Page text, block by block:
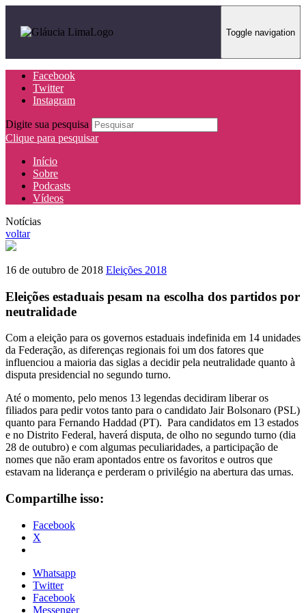
Toggle navigation
Facebook
Twitter
Instagram
Digite sua pesquisa
Clique para pesquisar
Início
Sobre
Podcasts
Vídeos
Notícias
voltar
16 de outubro de 2018 Eleições 2018
Eleições estaduais pesam na escolha dos partidos por
neutralidade
Com a eleição para os governos estaduais indefinida em 14 unidades
da Federação, as diferenças regionais foi um dos fatores que
influenciou a maioria das siglas a decidir pela neutralidade quanto à
disputa presidencial no segundo turno.
Até o momento, pelo menos 13 legendas decidiram liberar os
filiados para pedir votos tanto para o candidato Jair Bolsonaro (PSL)
quanto para Fernando Haddad (PT). Para candidatos em 13 estados
e no Distrito Federal, haverá disputa, de olho no segundo turno (dia
28 de outubro) e com algumas peculiaridades, a participação de
nomes que não eram apontados entre os favoritos e outros que
estavam na liderança e perderam o privilégio na abertura das urnas.
Compartilhe isso:
Facebook
X
Whatsapp
Twitter
Facebook
Messenger